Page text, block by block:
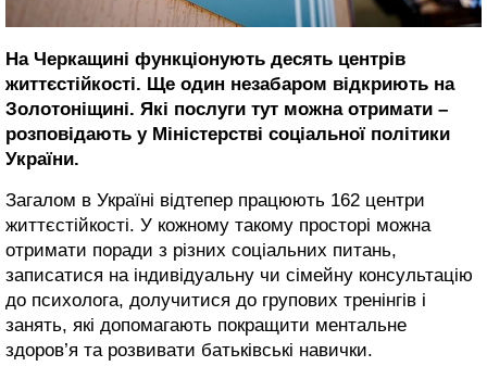
На Черкащині функціонують десять центрів
життєстійкості. Ще один незабаром відкриють на
Золотоніщині. Які послуги тут можна отримати –
розповідають у Міністерстві соціальної політики
України.
Загалом в Україні відтепер працюють 162 центри
життєстійкості. У кожному такому просторі можна
отримати поради з різних соціальних питань,
записатися на індивідуальну чи сімейну консультацію
до психолога, долучитися до групових тренінгів і
занять, які допомагають покращити ментальне
здоров’я та розвивати батьківські навички.